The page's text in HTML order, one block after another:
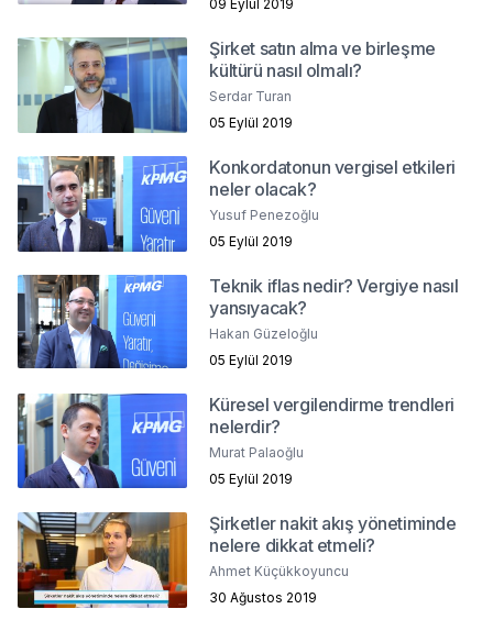
09 Eylül 2019
Şirket satın alma ve birleşme
kültürü nasıl olmalı?
Serdar Turan
05 Eylül 2019
Konkordatonun vergisel etkileri
neler olacak?
Yusuf Penezoğlu
05 Eylül 2019
Teknik iflas nedir? Vergiye nasıl
yansıyacak?
Hakan Güzeloğlu
05 Eylül 2019
Küresel vergilendirme trendleri
nelerdir?
Murat Palaoğlu
05 Eylül 2019
Şirketler nakit akış yönetiminde
nelere dikkat etmeli?
Ahmet Küçükkoyuncu
30 Ağustos 2019